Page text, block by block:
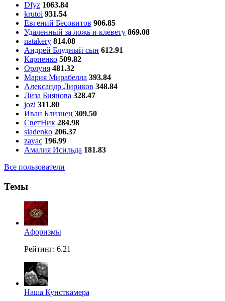
Dfyz 1063.84
krutoi 931.54
Евгений Бесовитов 906.85
Удаленный за ложь и клевету 869.08
natakery 814.08
Андрей Блудный сын 612.91
Карпенко 509.82
Орлуня 481.32
Мария Мирабелла 393.84
Александр Лириков 348.84
Лиза Биянова 328.47
jozi 311.80
Иван Близнец 309.50
СветНик 284.98
sladenko 206.37
zayac 196.99
Амалия Исильда 181.83
Все пользователи
Темы
Aфоризмы
Рейтинг: 6.21
Наша Кунсткамера